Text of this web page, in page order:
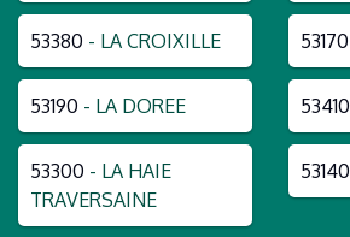
53380 - LA CROIXILLE 53170
53190 - LA DOREE 53410
53300 - LA HAIE
TRAVERSAINE
53140